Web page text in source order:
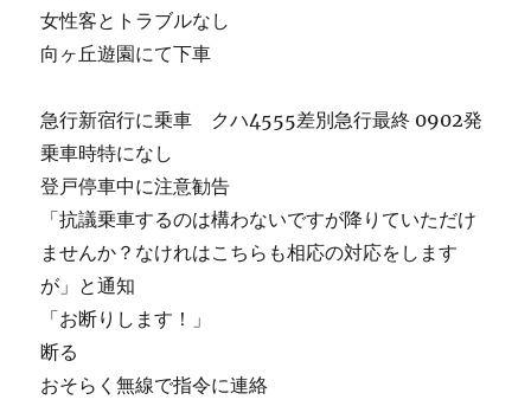
女性客とトラブルなし
向ヶ丘遊園にて下車
急行新宿行に乗車 クハ4555差別急行最終 0902発
乗車時特になし
登戸停車中に注意勧告
「抗議乗車するのは構わないですが降りていただけ
ませんか？なけれはこちらも相応の対応をします
が」と通知
「お断りします！」
断る
おそらく無線で指令に連絡